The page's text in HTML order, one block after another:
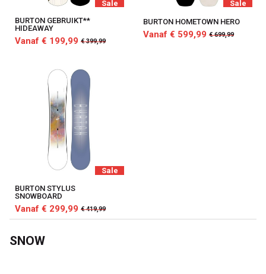
Sale
BURTON GEBRUIKT**
HIDEAWAY
Vanaf € 199,99 € 399,99
Sale
BURTON HOMETOWN HERO
Vanaf € 599,99 € 699,99
Sale
BURTON STYLUS
SNOWBOARD
Vanaf € 299,99 € 419,99
SNOW